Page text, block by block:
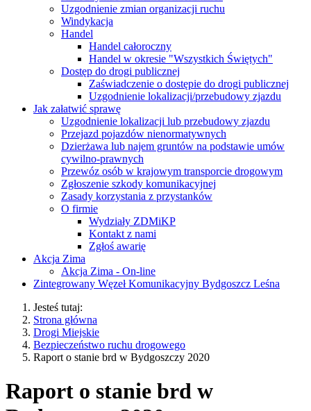
Uzgodnienie zmian organizacji ruchu
Windykacja
Handel
Handel całoroczny
Handel w okresie "Wszystkich Świętych"
Dostęp do drogi publicznej
Zaświadczenie o dostępie do drogi publicznej
Uzgodnienie lokalizacji/przebudowy zjazdu
Jak załatwić sprawę
Uzgodnienie lokalizacji lub przebudowy zjazdu
Przejazd pojazdów nienormatywnych
Dzierżawa lub najem gruntów na podstawie umów
cywilno-prawnych
Przewóz osób w krajowym transporcie drogowym
Zgłoszenie szkody komunikacyjnej
Zasady korzystania z przystanków
O firmie
Wydziały ZDMiKP
Kontakt z nami
Zgłoś awarię
Akcja Zima
Akcja Zima - On-line
Zintegrowany Węzeł Komunikacyjny Bydgoszcz Leśna
Jesteś tutaj:
Strona główna
Drogi Miejskie
Bezpieczeństwo ruchu drogowego
Raport o stanie brd w Bydgoszczy 2020
Raport o stanie brd w